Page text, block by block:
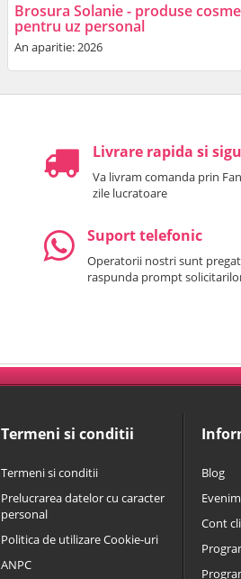
Brosura Solanie - produse
pentru uz personal
An aparitie: 2026
Livrare rapida si
Va livram comanda prin
zile lucratoare
Suport telefonic
Operatorii nostri sunt
raspunda prompt
Termeni si conditii
Termeni si conditii
Prelucrarea datelor cu caracter
personal
Politica de utilizare Cookie-uri
ANPC
Blog
Cont